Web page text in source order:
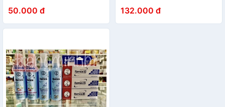
50.000 đ 132.000 đ